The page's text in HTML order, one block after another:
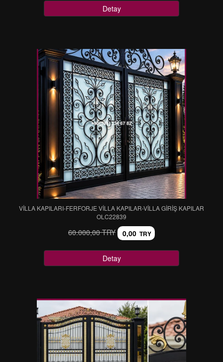
Detay
VİLLA KAPILARI-FERFORJE VİLLA KAPILAR-VİLLA GİRİŞ KAPILAR
OLC22839
60.000,00 TRY 0,00 TRY
Detay